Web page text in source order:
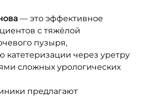
— это эффективное
с тяжёлой
пузыря,
катетеризации через уретру
сложных урологических
предлагают